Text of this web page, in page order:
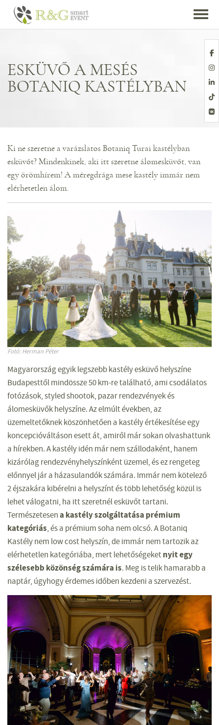
ESKÜVŐ A MESÉS
BOTANIQ KASTÉLYBAN
Ki ne szeretne a varázslatos Botaniq Turai kastélyban
esküvőt? Mindenkinek, aki itt szeretne álomesküvőt, van
egy örömhírem! A méregdrága mese kastély immár nem
elérhetetlen álom.
Fotó: Herman Péter
Magyarország egyik legszebb kastély esküvő helyszíne
Budapesttől mindössze 50 km-re található, ami csodálatos
fotózások, styled shootok, pazar rendezvények és
álomesküvők helyszíne. Az elmúlt években, az
üzemeltetőknek köszönhetően a kastély értékesítése egy
koncepcióváltáson esett át, amiről már sokan olvashattunk
a hírekben. A kastély idén már nem szállodaként, hanem
kizárólag rendezvényhelyszínként üzemel, és ez rengeteg
előnnyel jár a házasulandók számára. Immár nem kötelező
2 éjszakára kibérelni a helyszínt és több lehetőség közül is
lehet válogatni, ha itt szeretnél esküvőt tartani.
Természetesena kastély szolgáltatása prémium
kategóriás, és a prémium soha nem olcsó. A Botaniq
Kastély nem low cost helyszín, de immár nem tartozik az
elérhetetlen kategóriába, mert lehetőségeketnyit egy
szélesebb közönség számára is. Meg is telik hamarabb a
naptár, úgyhogy érdemes időben kezdeni a szervezést.